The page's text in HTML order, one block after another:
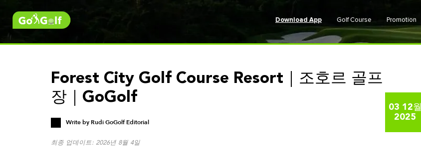
Download App Golf Course Promotion
Forest City Golf Course Resort｜조호르 골프
장｜GoGolf
03 12월
2025
Write by Rudi GoGolf Editorial
최종 업데이트: 2026년 8월 4일